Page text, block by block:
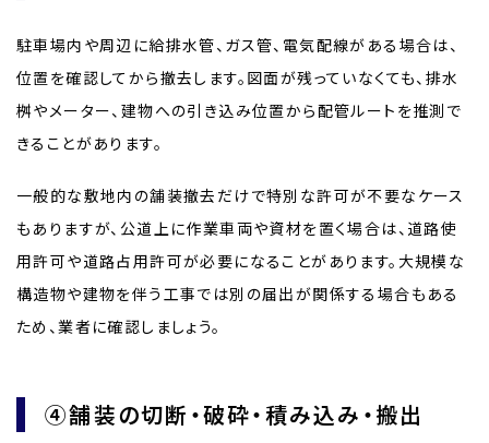
駐車場内や周辺に給排水管、ガス管、電気配線がある場合は、
位置を確認してから撤去します。図面が残っていなくても、排水
桝やメーター、建物への引き込み位置から配管ルートを推測で
きることがあります。
一般的な敷地内の舗装撤去だけで特別な許可が不要なケース
もありますが、公道上に作業車両や資材を置く場合は、道路使
用許可や道路占用許可が必要になることがあります。大規模な
構造物や建物を伴う工事では別の届出が関係する場合もある
ため、業者に確認しましょう。
④舗装の切断・破砕・積み込み・搬出